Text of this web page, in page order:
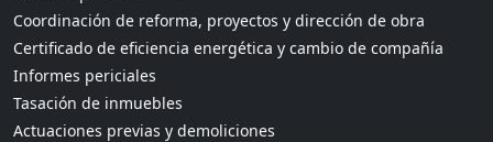
Coordinación de reforma, proyectos y dirección de obra
Certificado de eficiencia energética y cambio de compañía
Informes periciales
Tasación de inmuebles
Actuaciones previas y demoliciones